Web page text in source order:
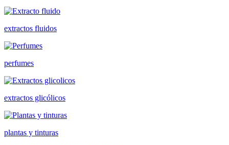
extractos fluidos
perfumes
extractos glicólicos
plantas y tinturas